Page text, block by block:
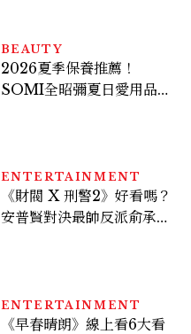
BEAUTY
2026夏季保養推薦！
SOMI全昭彌夏日愛用品公
ENTERTAINMENT
《財閥 X 刑警2》好看嗎？
安普賢對決最帥反派俞承
多大？
ENTERTAINMENT
《早春晴朗》線上看6大看